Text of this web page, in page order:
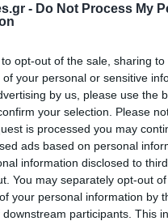
- Do Not Process My
opt-out of the sale, sharing
of your personal or sensitive
by us, please use the
your selection. Please
is processed you may
ads based on personal
information disclosed to
You may separately opt-out
your personal information by
downstream participants. This
Η ΣΤΗΛΗ ΜΑΣ